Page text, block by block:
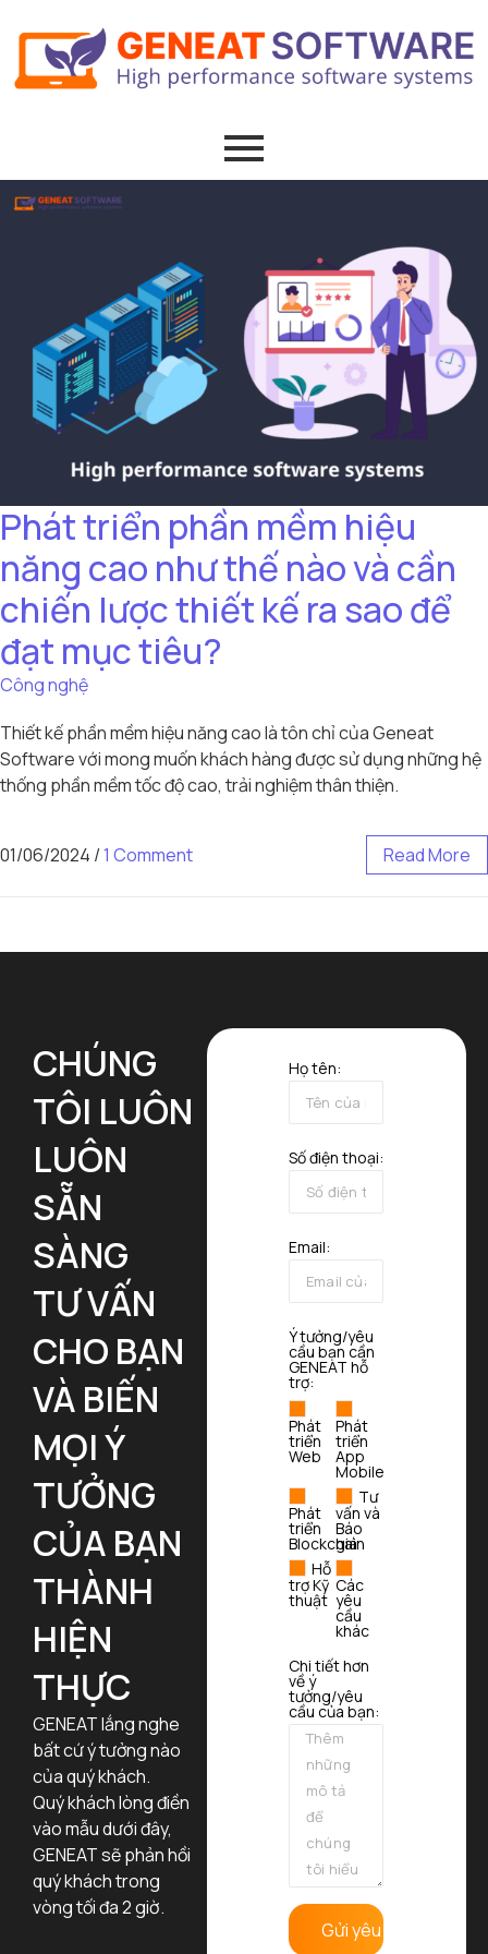
Phát triển phần mềm hiệu
năng cao như thế nào và cần
chiến lược thiết kế ra sao để
đạt mục tiêu?
Công nghệ
Thiết kế phần mềm hiệu năng cao là tôn chỉ của Geneat
Software với mong muốn khách hàng được sử dụng những hệ
thống phần mềm tốc độ cao, trải nghiệm thân thiện.
01/06/2024 /1 Comment Read More
CHÚNG
TÔI LUÔN
LUÔN
SẴN
SÀNG
TƯ VẤN
CHO BẠN
VÀ BIẾN
MỌI Ý
TƯỞNG
CỦA BẠN
THÀNH
HIỆN
THỰC
GENEAT lắng nghe
bất cứ ý tưởng nào
của quý khách.
Quý khách lòng điền
vào mẫu dưới đây,
GENEAT sẽ phản hồi
quý khách trong
vòng tối đa 2 giờ.
Họ tên:
Số điện thoại:
Email:
Ý tưởng/yêu
cầu bạn cần
GENEAT hỗ
trợ:
Phát
triển
Web
Phát
triển
App
Mobile
Phát
triển
Blockchain
Tư
vấn và
Báo
giá
Hỗ
trợ Kỹ
thuật
Các
yêu
cầu
khác
Chi tiết hơn
về ý
tưởng/yêu
cầu của bạn: